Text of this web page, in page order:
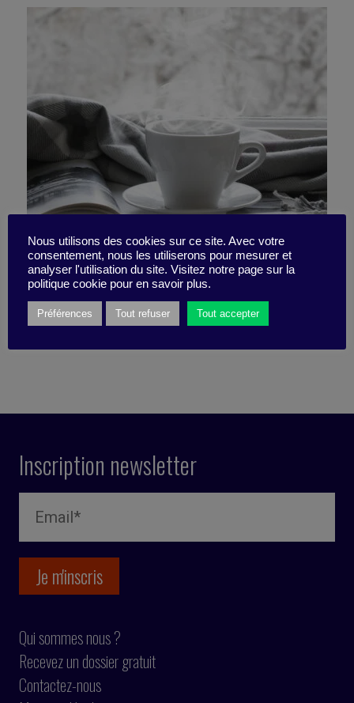
Comme une fusée…
16 décembre 2024
Inscription newsletter
Qui sommes nous ?
Recevez un dossier gratuit
Contactez-nous
Nous utilisons des cookies sur ce site. Avec votre
consentement, nous les utiliserons pour mesurer et
analyser l'utilisation du site. Visitez notre page sur la
politique cookie pour en savoir plus.
Préférences Tout refuser Tout accepter